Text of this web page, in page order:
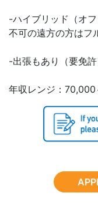
-ハイブリッド（オ
不可の遠方の方はフ
-出張もあり（要免許
年収レンジ：